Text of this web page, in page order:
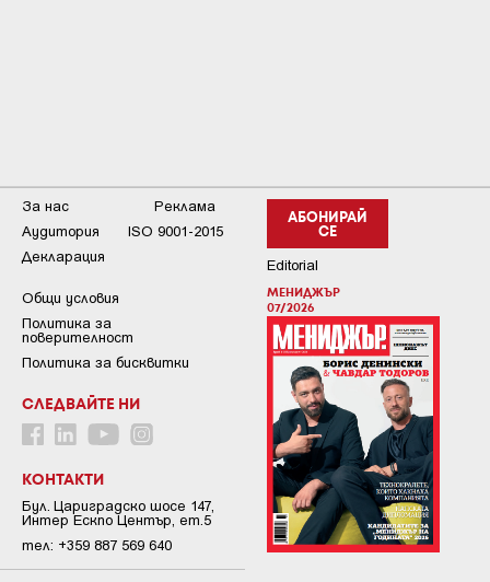
АБОНИРАЙ
СЕ
Editorial
МЕНИДЖЪР
07/2026
За нас
Реклама
Аудитория
ISO 9001-2015
Декларация
Общи условия
Пoлитикa зa
пoвepитeлнocт
Политика за бисквитки
СЛЕДВАЙТЕ НИ
КОНТАКТИ
Бул. Цариградско шосе 147,
Интер Ескпо Център, ет.5
тел: +359 887 569 640